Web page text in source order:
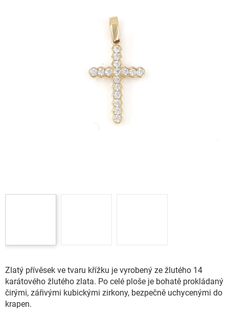
Zlatý přívěsek ve tvaru křížku je vyrobený ze žlutého 14
karátového žlutého zlata. Po celé ploše je bohatě prokládaný
čirými, zářivými kubickými zirkony, bezpečně uchycenými do
krapen.